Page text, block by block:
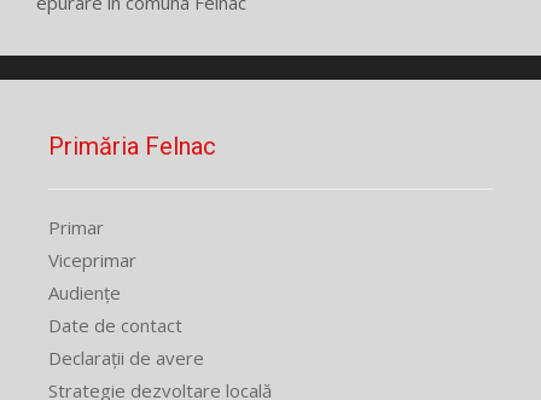
Primăria Felnac
Primar
Viceprimar
Audiențe
Date de contact
Declarații de avere
Strategie dezvoltare locală